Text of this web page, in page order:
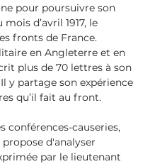
pour poursuivre son
d’avril 1917, le
fronts de France.
en Angleterre et en
plus de 70 lettres à son
y partage son expérience
qu’il fait au front.
conférences-causeries,
d'analyser
par le lieutenant